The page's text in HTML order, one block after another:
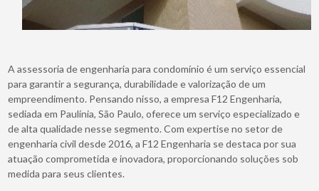
A assessoria de engenharia para condomínio é um serviço essencial
para garantir a segurança, durabilidade e valorização de um
empreendimento. Pensando nisso, a empresa F12 Engenharia,
sediada em Paulínia, São Paulo, oferece um serviço especializado e
de alta qualidade nesse segmento. Com expertise no setor de
engenharia civil desde 2016, a F12 Engenharia se destaca por sua
atuação comprometida e inovadora, proporcionando soluções sob
medida para seus clientes.